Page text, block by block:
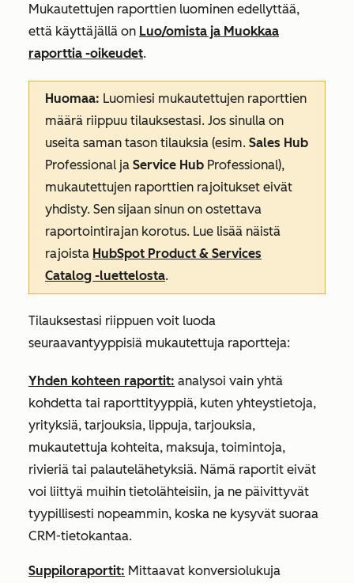
Mukautettujen raporttien luominen edellyttää,
että käyttäjällä on Luo/omista ja Muokkaa
raporttia -oikeudet.
Huomaa: Luomiesi mukautettujen raporttien
määrä riippuu tilauksestasi. Jos sinulla on
useita saman tason tilauksia (esim. Sales Hub
Professional ja Service Hub Professional),
mukautettujen raporttien rajoitukset eivät
yhdisty. Sen sijaan sinun on ostettava
raportointirajan korotus. Lue lisää näistä
rajoista HubSpot Product & Services
Catalog -luettelosta.
Tilauksestasi riippuen voit luoda
seuraavantyyppisiä mukautettuja raportteja:
Yhden kohteen raportit: analysoi vain yhtä
kohdetta tai raporttityyppiä, kuten yhteystietoja,
yrityksiä, tarjouksia, lippuja, tarjouksia,
mukautettuja kohteita, maksuja, toimintoja,
rivieriä tai palautelähetyksiä. Nämä raportit eivät
voi liittyä muihin tietolähteisiin, ja ne päivittyvät
tyypillisesti nopeammin, koska ne kysyvät suoraa
CRM-tietokantaa.
Suppiloraportit: Mittaavat konversiolukuja